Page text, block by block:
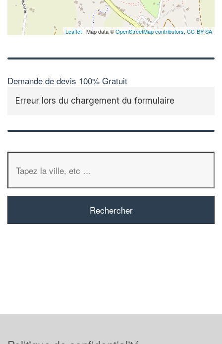
Leaflet | Map data ©OpenStreetMap contributors, CC-BY-SA
Demande de devis 100% Gratuit
Erreur lors du chargement du formulaire